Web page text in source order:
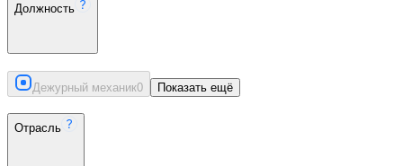
Должность
Дежурный механик0 Показать ещё
Отрасль